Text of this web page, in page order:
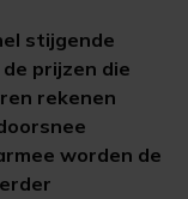
stijgende
prijzen die
rekenen
worden de